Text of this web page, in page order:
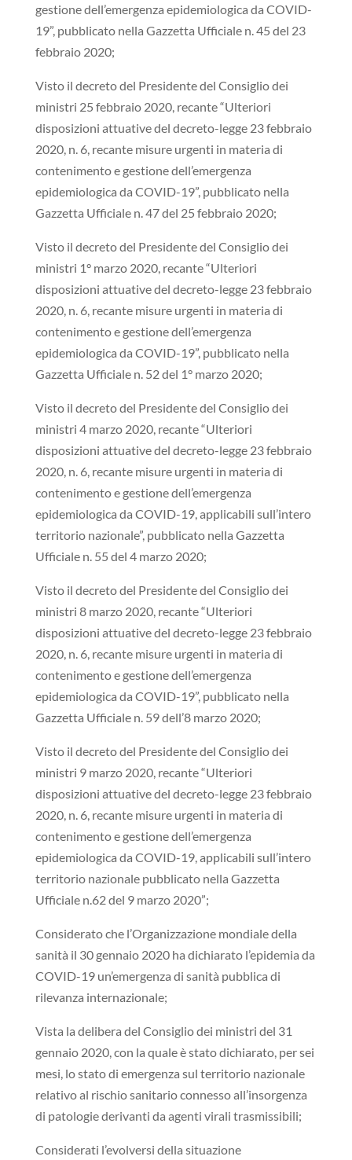
gestione dell’emergenza epidemiologica da COVID-
19”, pubblicato nella Gazzetta Ufficiale n. 45 del 23
febbraio 2020;
Visto il decreto del Presidente del Consiglio dei
ministri 25 febbraio 2020, recante “Ulteriori
disposizioni attuative del decreto-legge 23 febbraio
2020, n. 6, recante misure urgenti in materia di
contenimento e gestione dell’emergenza
epidemiologica da COVID-19”, pubblicato nella
Gazzetta Ufficiale n. 47 del 25 febbraio 2020;
Visto il decreto del Presidente del Consiglio dei
ministri 1° marzo 2020, recante “Ulteriori
disposizioni attuative del decreto-legge 23 febbraio
2020, n. 6, recante misure urgenti in materia di
contenimento e gestione dell’emergenza
epidemiologica da COVID-19”, pubblicato nella
Gazzetta Ufficiale n. 52 del 1° marzo 2020;
Visto il decreto del Presidente del Consiglio dei
ministri 4 marzo 2020, recante “Ulteriori
disposizioni attuative del decreto-legge 23 febbraio
2020, n. 6, recante misure urgenti in materia di
contenimento e gestione dell’emergenza
epidemiologica da COVID-19, applicabili sull’intero
territorio nazionale”, pubblicato nella Gazzetta
Ufficiale n. 55 del 4 marzo 2020;
Visto il decreto del Presidente del Consiglio dei
ministri 8 marzo 2020, recante “Ulteriori
disposizioni attuative del decreto-legge 23 febbraio
2020, n. 6, recante misure urgenti in materia di
contenimento e gestione dell’emergenza
epidemiologica da COVID-19”, pubblicato nella
Gazzetta Ufficiale n. 59 dell’8 marzo 2020;
Visto il decreto del Presidente del Consiglio dei
ministri 9 marzo 2020, recante “Ulteriori
disposizioni attuative del decreto-legge 23 febbraio
2020, n. 6, recante misure urgenti in materia di
contenimento e gestione dell’emergenza
epidemiologica da COVID-19, applicabili sull’intero
territorio nazionale pubblicato nella Gazzetta
Ufficiale n.62 del 9 marzo 2020”;
Considerato che l’Organizzazione mondiale della
sanità il 30 gennaio 2020 ha dichiarato l’epidemia da
COVID-19 un’emergenza di sanità pubblica di
rilevanza internazionale;
Vista la delibera del Consiglio dei ministri del 31
gennaio 2020, con la quale è stato dichiarato, per sei
mesi, lo stato di emergenza sul territorio nazionale
relativo al rischio sanitario connesso all’insorgenza
di patologie derivanti da agenti virali trasmissibili;
Considerati l’evolversi della situazione